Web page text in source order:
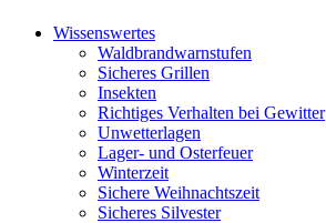
Wissenswertes
Waldbrandwarnstufen
Sicheres Grillen
Insekten
Richtiges Verhalten bei Gewitter
Unwetterlagen
Lager- und Osterfeuer
Winterzeit
Sichere Weihnachtszeit
Sicheres Silvester